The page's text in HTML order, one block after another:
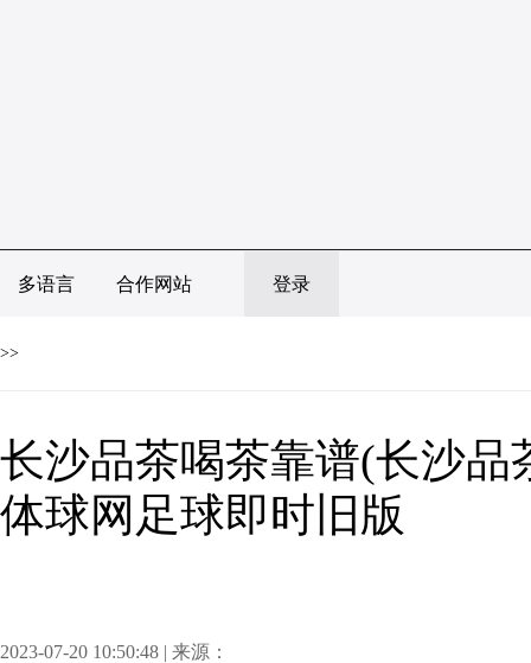
多语言 合作网站 登录
>>
长沙品茶喝茶靠谱(长沙
体球网足球即时旧版
2023-07-20 10:50:48 | 来源：